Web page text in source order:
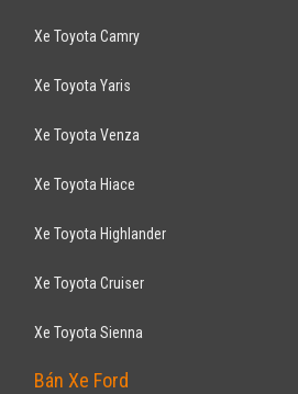
Xe Toyota Camry
Xe Toyota Yaris
Xe Toyota Venza
Xe Toyota Hiace
Xe Toyota Highlander
Xe Toyota Cruiser
Xe Toyota Sienna
Bán Xe Ford